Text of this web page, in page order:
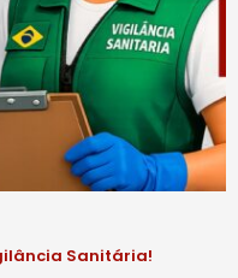
Sanitária!